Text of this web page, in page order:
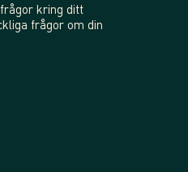
kring ditt
frågor om din